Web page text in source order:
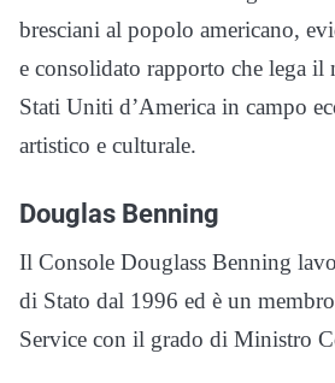
bresciani al popolo americano,
e consolidato rapporto che lega
Stati Uniti d’America in campo
artistico e culturale.
Douglas Benning
Il Console Douglass Benning
di Stato dal 1996 ed è un
Service con il grado di Ministro